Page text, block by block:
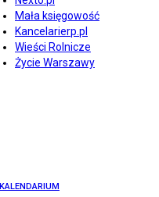
Mała księgowość
Kancelarierp.pl
Wieści Rolnicze
Życie Warszawy
KALENDARIUM